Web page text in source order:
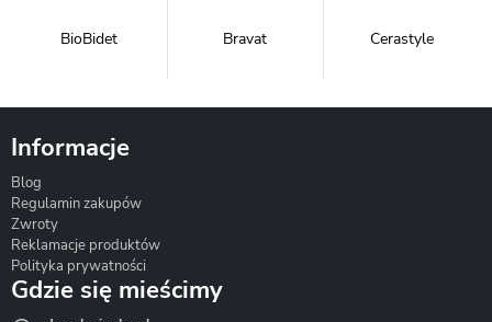
BioBidet Bravat Cerastyle
Informacje
Blog
Regulamin zakupów
Zwroty
Reklamacje produktów
Polityka prywatności
Gdzie się mieścimy